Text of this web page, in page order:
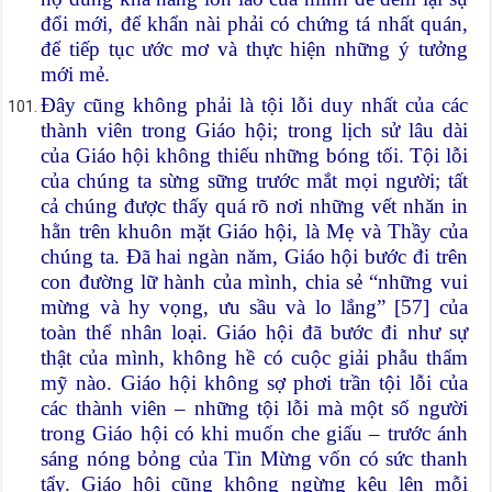
đổi mới, để khẩn nài phải có chứng tá nhất quán,
để tiếp tục ước mơ và thực hiện những ý tưởng
mới mẻ.
Đây cũng không phải là tội lỗi duy nhất của các
thành viên trong Giáo hội; trong lịch sử lâu dài
của Giáo hội không thiếu những bóng tối. Tội lỗi
của chúng ta sừng sững trước mắt mọi người; tất
cả chúng được thấy quá rõ nơi những vết nhăn in
hằn trên khuôn mặt Giáo hội, là Mẹ và Thầy của
chúng ta. Đã hai ngàn năm, Giáo hội bước đi trên
con đường lữ hành của mình, chia sẻ “những vui
mừng và hy vọng, ưu sầu và lo lắng” [57] của
toàn thể nhân loại. Giáo hội đã bước đi như sự
thật của mình, không hề có cuộc giải phẫu thẩm
mỹ nào. Giáo hội không sợ phơi trần tội lỗi của
các thành viên – những tội lỗi mà một số người
trong Giáo hội có khi muốn che giấu – trước ánh
sáng nóng bỏng của Tin Mừng vốn có sức thanh
tẩy. Giáo hội cũng không ngừng kêu lên mỗi